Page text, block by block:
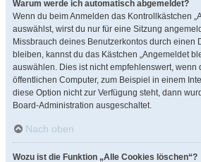
Warum werde ich automatisch abgemeldet?
Wenn du beim Anmelden das Kontrollkästchen
auswählst, wirst du nur für eine Sitzung
Missbrauch deines Benutzerkontos durch einen
bleiben, kannst du das Kästchen „Angemeldet
auswählen. Dies ist nicht empfehlenswert, wenn
öffentlichen Computer, zum Beispiel in einem
diese Option nicht zur Verfügung steht, dann
Board-Administration ausgeschaltet.
Nach oben
Wozu ist die Funktion „Alle Cookies löschen“?